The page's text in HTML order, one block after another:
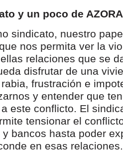
y un poco de AZORA
sindicato, nuestro
nos permita ver la
relaciones que se
disfrutar de una
frustración e
y entender que
este conflicto. El
tensionar el
bancos hasta poder
en esas relaciones.